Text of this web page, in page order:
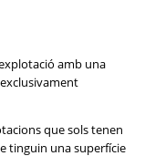
amb una
que sols tenen
tinguin una superfície